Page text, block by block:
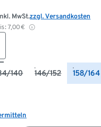
7,00€
MwSt.zzgl. Versandkosten
140 146/152 158/164